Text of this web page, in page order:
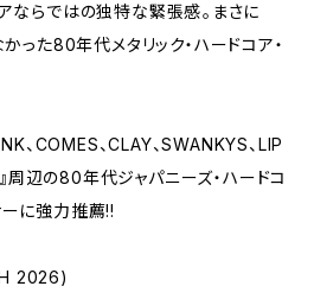
らではの独特な緊張感――。まさに
った80年代メタリック・ハードコア・
、COMES、CLAY、SWANKYS、LIP
周辺の80年代ジャパニーズ・ハードコ
に強力推薦!!
2026)